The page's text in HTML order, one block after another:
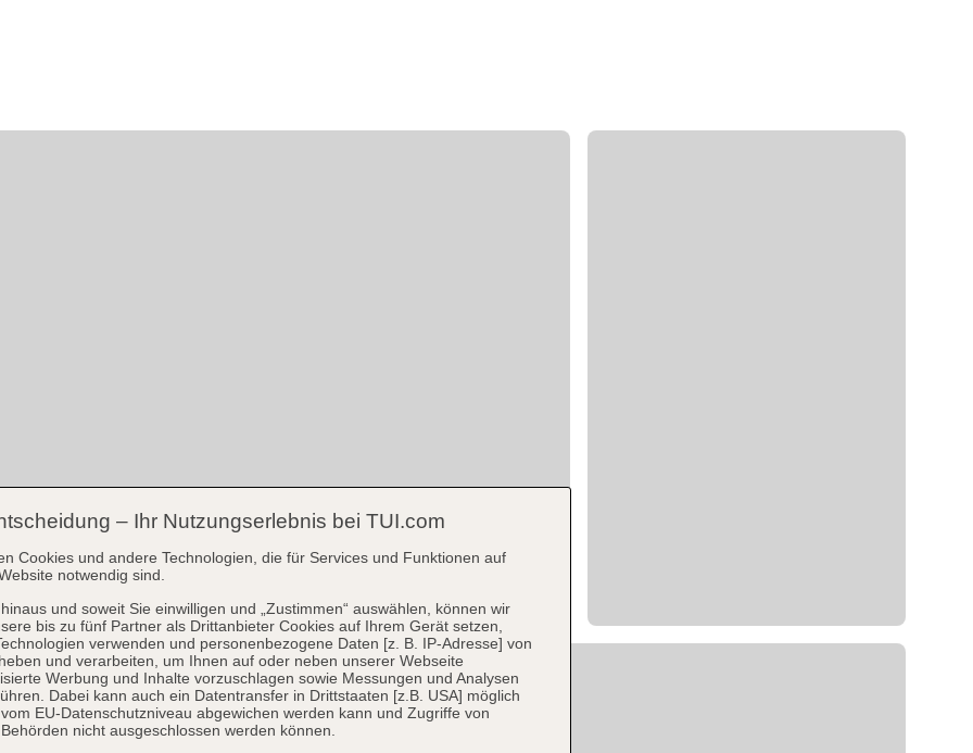
– Ihr Nutzungserlebnis bei TUI.com
Cookies und andere Technologien, die für Services und Funktionen auf
notwendig sind.
und soweit Sie einwilligen und „Zustimmen“ auswählen, können wir
bis zu fünf Partner als Drittanbieter Cookies auf Ihrem Gerät setzen,
verwenden und personenbezogene Daten [z. B. IP-Adresse] von
und verarbeiten, um Ihnen auf oder neben unserer Webseite
Werbung und Inhalte vorzuschlagen sowie Messungen und Analysen
Dabei kann auch ein Datentransfer in Drittstaaten [z.B. USA] möglich
EU-Datenschutzniveau abgewichen werden kann und Zugriffe von
nicht ausgeschlossen werden können.